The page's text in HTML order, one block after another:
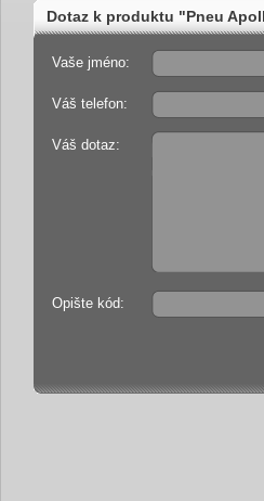
Dotaz k produktu "Pneu
Vaše jméno:
Váš telefon:
Váš dotaz:
Opište kód: